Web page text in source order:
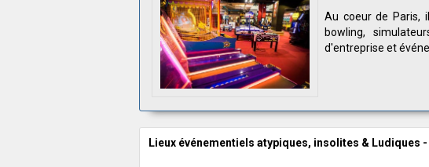
Au coeur de Paris,
bowling,
d'entreprise et
Lieux événementiels atypiques, insolites & Ludiques